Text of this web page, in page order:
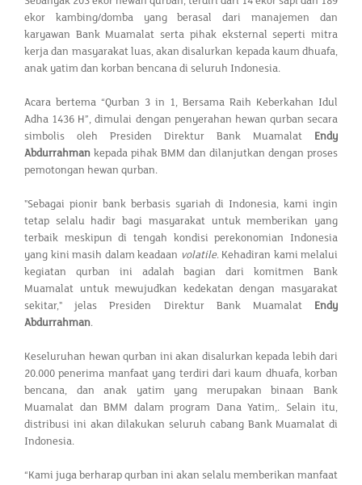
ekor kambing/domba yang berasal dari manajemen dan
karyawan Bank Muamalat serta pihak eksternal seperti mitra
kerja dan masyarakat luas, akan disalurkan kepada kaum dhuafa,
anak yatim dan korban bencana di seluruh Indonesia.
Acara bertema “Qurban 3 in 1, Bersama Raih Keberkahan Idul
Adha 1436 H”, dimulai dengan penyerahan hewan qurban secara
simbolis oleh Presiden Direktur Bank Muamalat Endy
Abdurrahman kepada pihak BMM dan dilanjutkan dengan proses
pemotongan hewan qurban.
"Sebagai pionir bank berbasis syariah di Indonesia, kami ingin
tetap selalu hadir bagi masyarakat untuk memberikan yang
terbaik meskipun di tengah kondisi perekonomian Indonesia
yang kini masih dalam keadaan volatile. Kehadiran kami melalui
kegiatan qurban ini adalah bagian dari komitmen Bank
Muamalat untuk mewujudkan kedekatan dengan masyarakat
sekitar," jelas Presiden Direktur Bank Muamalat Endy
Abdurrahman.
Keseluruhan hewan qurban ini akan disalurkan kepada lebih dari
20.000 penerima manfaat yang terdiri dari kaum dhuafa, korban
bencana, dan anak yatim yang merupakan binaan Bank
Muamalat dan BMM dalam program Dana Yatim,. Selain itu,
distribusi ini akan dilakukan seluruh cabang Bank Muamalat di
Indonesia.
“Kami juga berharap qurban ini akan selalu memberikan manfaat